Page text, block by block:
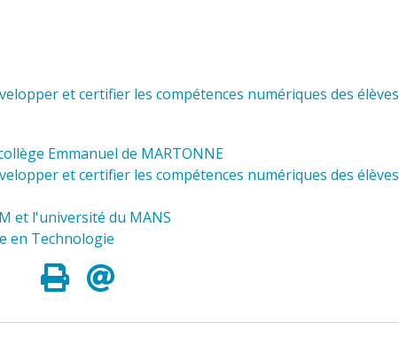
et certifier les compétences numériques des élèves
Emmanuel de MARTONNE
et certifier les compétences numériques des élèves
et l'université du MANS
en Technologie